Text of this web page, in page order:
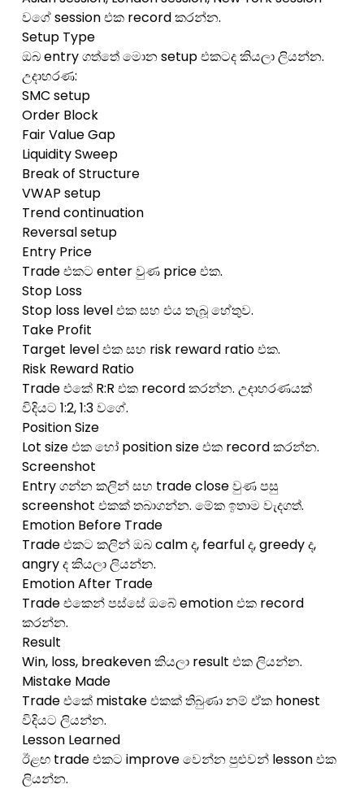
වගේ session එක record කරන්න.
Setup Type
ඔබ entry ගත්තේ මොන setup එකටද කියලා ලියන්න.
උදාහරණ:
SMC setup
Order Block
Fair Value Gap
Liquidity Sweep
Break of Structure
VWAP setup
Trend continuation
Reversal setup
Entry Price
Trade එකට enter වුණ price එක.
Stop Loss
Stop loss level එක සහ එය තැබූ හේතුව.
Take Profit
Target level එක සහ risk reward ratio එක.
Risk Reward Ratio
Trade එකේ R:R එක record කරන්න. උදාහරණයක්
විදියට 1:2, 1:3 වගේ.
Position Size
Lot size එක හෝ position size එක record කරන්න.
Screenshot
Entry ගන්න කලින් සහ trade close වුණ පසු
screenshot එකක් තබාගන්න. මේක ඉතාම වැදගත්.
Emotion Before Trade
Trade එකට කලින් ඔබ calm ද, fearful ද, greedy ද,
angry ද කියලා ලියන්න.
Emotion After Trade
Trade එකෙන් පස්සේ ඔබේ emotion එක record
කරන්න.
Result
Win, loss, breakeven කියලා result එක ලියන්න.
Mistake Made
Trade එකේ mistake එකක් තිබුණා නම් ඒක honest
විදියට ලියන්න.
Lesson Learned
ඊළඟ trade එකට improve වෙන්න පුළුවන් lesson එක
ලියන්න.